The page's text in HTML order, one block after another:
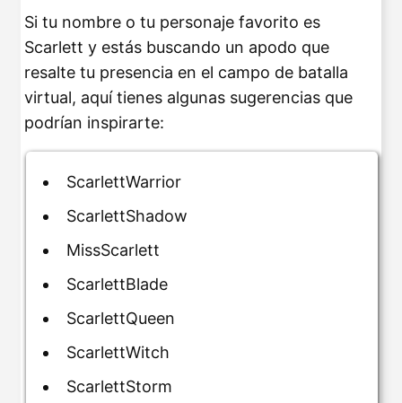
Si tu nombre o tu personaje favorito es
Scarlett y estás buscando un apodo que
resalte tu presencia en el campo de batalla
virtual, aquí tienes algunas sugerencias que
podrían inspirarte:
ScarlettWarrior
ScarlettShadow
MissScarlett
ScarlettBlade
ScarlettQueen
ScarlettWitch
ScarlettStorm